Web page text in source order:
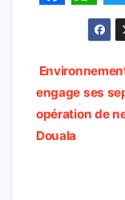
c
e
b
o
W
a
t
s
A
T
w
i
t
t
de
l’article
engage ses
opération de
Douala